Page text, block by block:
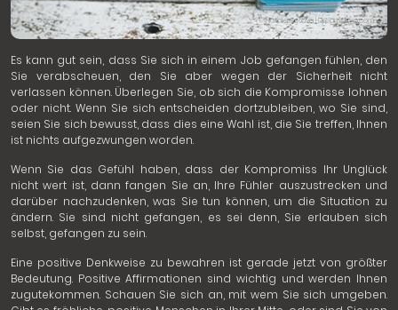
© Natalia Zotova | Dreamstime.com
Es kann gut sein, dass Sie sich in einem Job gefangen fühlen, den
Sie verabscheuen, den Sie aber wegen der Sicherheit nicht
verlassen können. Überlegen Sie, ob sich die Kompromisse lohnen
oder nicht. Wenn Sie sich entscheiden dortzubleiben, wo Sie sind,
seien Sie sich bewusst, dass dies eine Wahl ist, die Sie treffen, Ihnen
ist nichts aufgezwungen worden.
Wenn Sie das Gefühl haben, dass der Kompromiss Ihr Unglück
nicht wert ist, dann fangen Sie an, Ihre Fühler auszustrecken und
darüber nachzudenken, was Sie tun können, um die Situation zu
ändern. Sie sind nicht gefangen, es sei denn, Sie erlauben sich
selbst, gefangen zu sein.
Eine positive Denkweise zu bewahren ist gerade jetzt von größter
Bedeutung. Positive Affirmationen sind wichtig und werden Ihnen
zugutekommen. Schauen Sie sich an, mit wem Sie sich umgeben.